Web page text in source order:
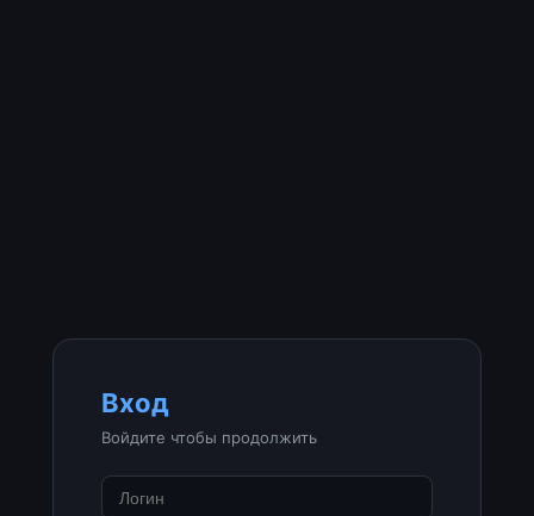
Вход
Войдите чтобы продолжить